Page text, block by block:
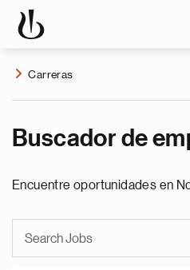
Carreras
Buscador de
Encuentre oportunidades en